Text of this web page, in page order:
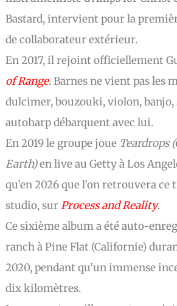
Bastard, intervient pour la
de collaborateur extérieur.
En 2017, il rejoint officiellement
of Range. Barnes ne vient pas les
dulcimer, bouzouki, violon, banjo,
autoharp débarquent avec lui.
En 2019 le groupe joue Teardrops
Earth)en live au Getty à Los
qu’en 2026 que l’on retrouvera
studio, surProcess and Reality.
Ce sixième album a été auto-
ranch à Pine Flat (Californie)
2020, pendant qu’un immense
dix kilomètres.